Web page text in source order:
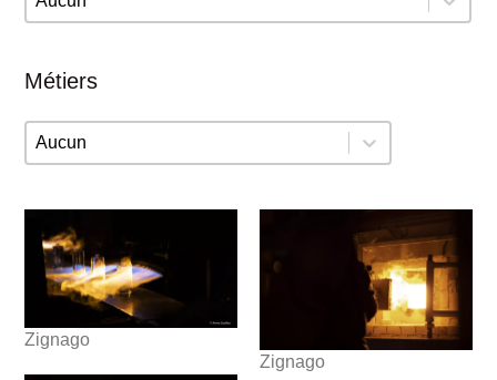
Métiers
Métiers
Métiers
Zignago
Zignago